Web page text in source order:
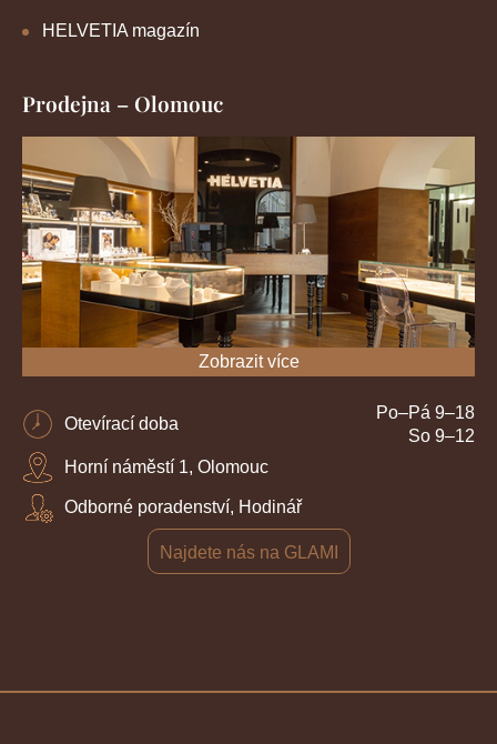
HELVETIA magazín
Prodejna – Olomouc
Zobrazit více
Otevírací doba
Po–Pá 9–18
So 9–12
Horní náměstí 1, Olomouc
Odborné poradenství, Hodinář
Najdete nás na GLAMI